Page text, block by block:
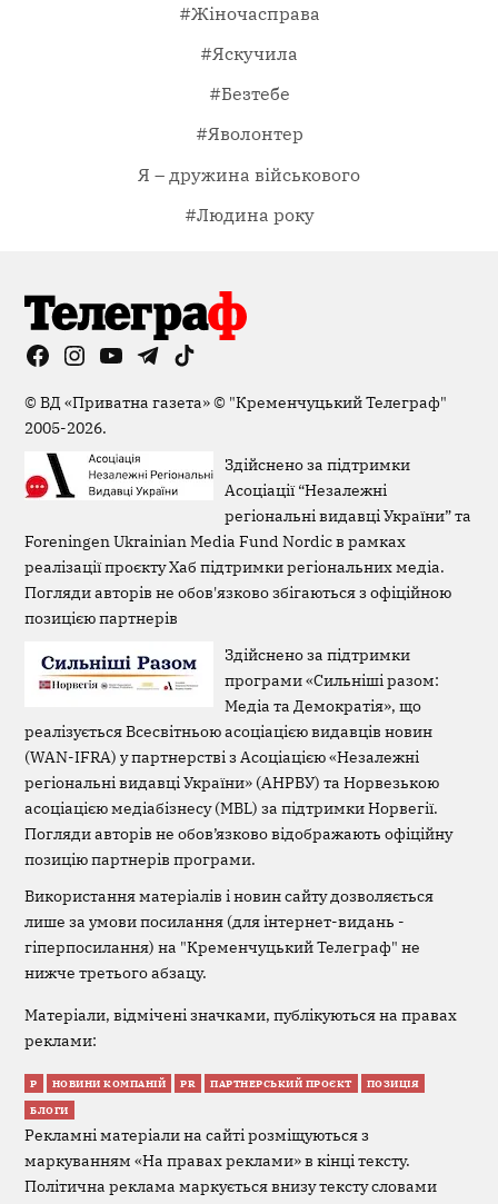
#Жіночасправа
#Яскучила
#Безтебе
#Яволонтер
Я – дружина військового
#Людина року
FacebookInstagram
YouTubeTelegramTikTok
©ВД «Приватна газета»© "Кременчуцький Телеграф"
2005-2026.
Здійснено за підтримки
Асоціації “Незалежні
регіональні видавці України” та
Foreningen Ukrainian Media Fund Nordic в рамках
реалізації проєкту Хаб підтримки регіональних медіа.
Погляди авторів не обов'язково збігаються з офіційною
позицією партнерів
Здійснено за підтримки
програми «Сильніші разом:
Медіа та Демократія», що
реалізується Всесвітньою асоціацією видавців новин
(WAN-IFRA) у партнерстві з Асоціацією «Незалежні
регіональні видавці України» (АНРВУ) та Норвезькою
асоціацією медіабізнесу (MBL) за підтримки Норвегії.
Погляди авторів не обов’язково відображають офіційну
позицію партнерів програми.
Використання матеріалів і новин сайту дозволяється
лише за умови посилання (для інтернет-видань -
гіперпосилання) на "Кременчуцький Телеграф" не
нижче третього абзацу.
Матеріали, відмічені значками, публікуються на правах
реклами:
Р НОВИНИ КОМПАНІЙ PR ПАРТНЕРСЬКИЙ ПРОЄКТ ПОЗИЦІЯ
БЛОГИ
Рекламні матеріали на сайті розміщуються з
маркуванням «На правах реклами» в кінці тексту.
Політична реклама маркується внизу тексту словами